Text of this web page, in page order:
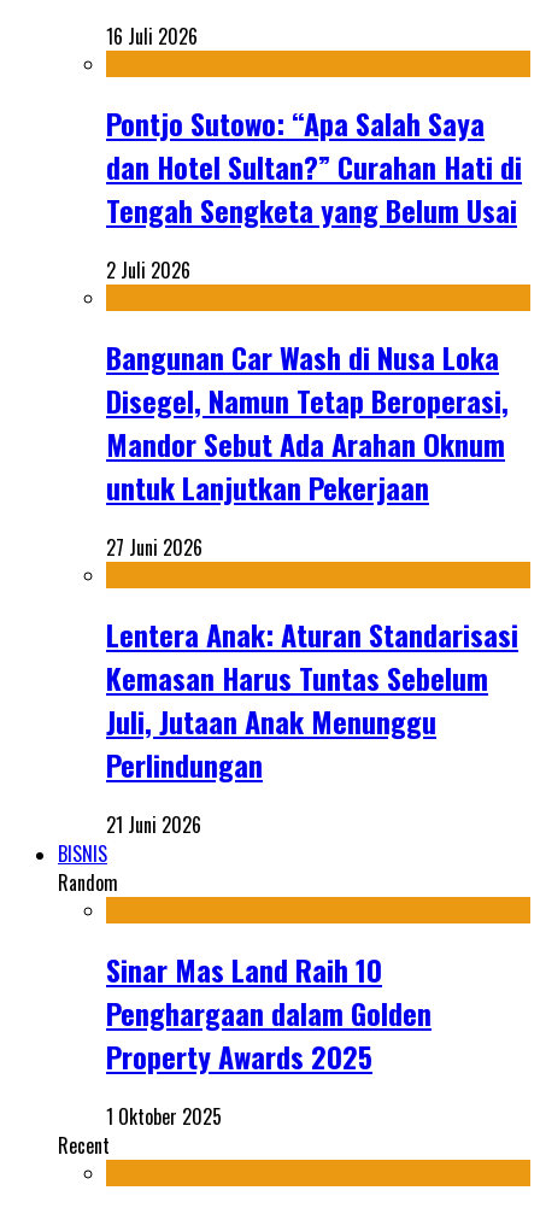
16 Juli 2026
Pontjo Sutowo: “Apa Salah Saya
dan Hotel Sultan?” Curahan Hati di
Tengah Sengketa yang Belum Usai
2 Juli 2026
Bangunan Car Wash di Nusa Loka
Disegel, Namun Tetap Beroperasi,
Mandor Sebut Ada Arahan Oknum
untuk Lanjutkan Pekerjaan
27 Juni 2026
Lentera Anak: Aturan Standarisasi
Kemasan Harus Tuntas Sebelum
Juli, Jutaan Anak Menunggu
Perlindungan
21 Juni 2026
BISNIS
Random
Sinar Mas Land Raih 10
Penghargaan dalam Golden
Property Awards 2025
1 Oktober 2025
Recent